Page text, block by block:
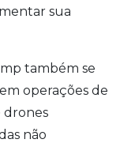
sua
também se
operações de
drones
não